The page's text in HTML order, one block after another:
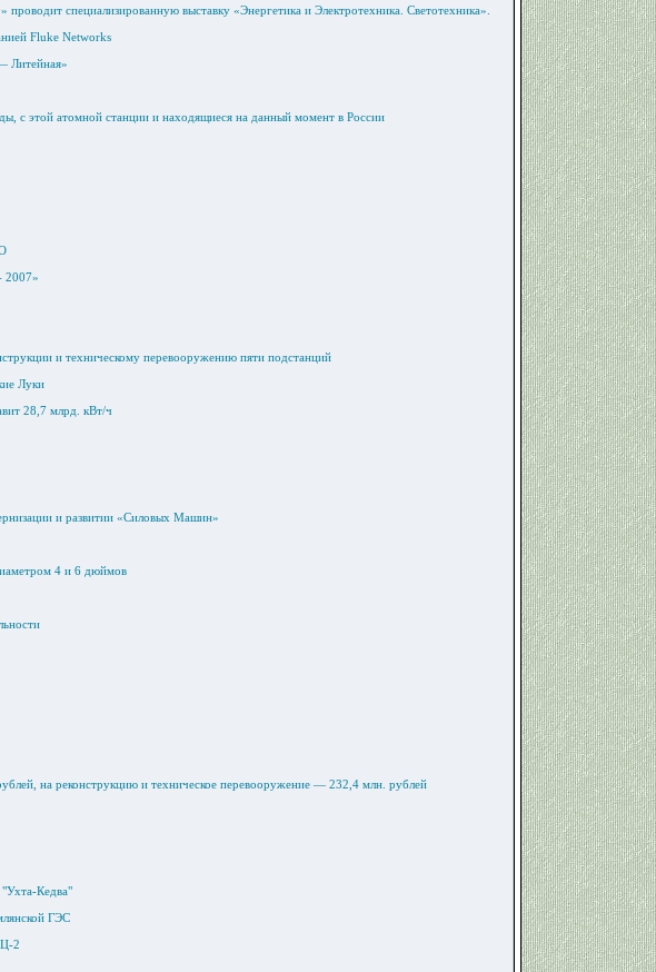
специализированную выставку «Энергетика и Электротехника. Светотехника».
Fluke Networks
Литейная»
с этой атомной станции и находящиеся на данный момент в России
2007»
и техническому перевооружению пяти подстанций
Луки
28,7 млрд. кВт/ч
и развитии «Силовых Машин»
4 и 6 дюймов
на реконструкцию и техническое перевооружение — 232,4 млн. рублей
Кедва"
ГЭС
2